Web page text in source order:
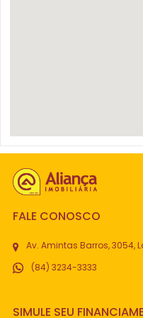
FALE CONOSCO
Av. Amintas Barros, 3054,
(84) 3234-3333
SIMULE SEU